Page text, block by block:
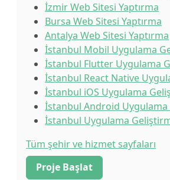
İzmir Web Sitesi Yaptırma
Bursa Web Sitesi Yaptırma
Antalya Web Sitesi Yaptırma
İstanbul Mobil Uygulama
İstanbul Flutter Uygulama
İstanbul React Native
İstanbul iOS Uygulama
İstanbul Android
İstanbul Uygulama
Tüm şehir ve hizmet sayfaları
Proje Başlat